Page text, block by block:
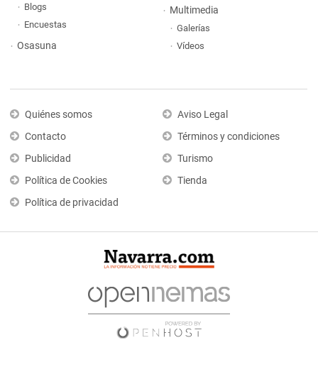
Blogs
Encuestas
Osasuna
Multimedia
Galerías
Vídeos
Quiénes somos
Contacto
Publicidad
Política de Cookies
Política de privacidad
Aviso Legal
Términos y condiciones
Turismo
Tienda